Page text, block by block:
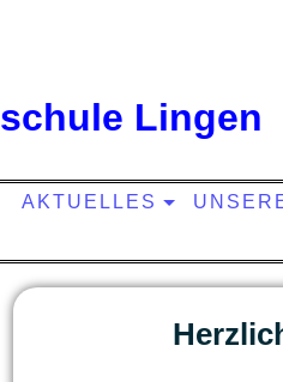
schule Lingen
AKTUELLES